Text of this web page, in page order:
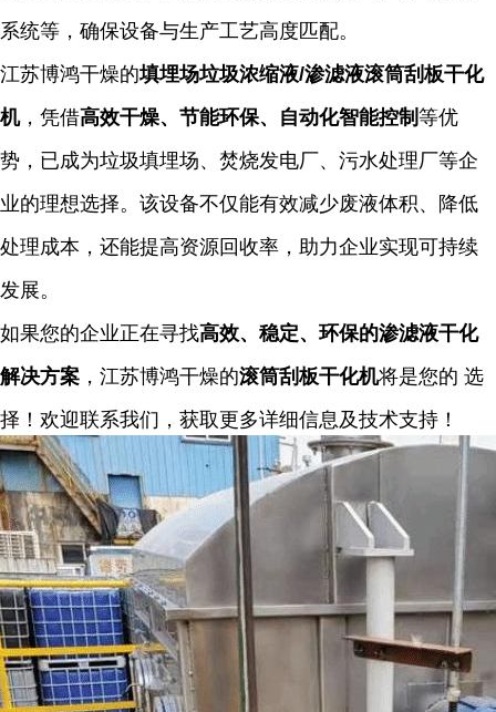
系统等，确保设备与生产工艺高度匹配。
江苏博鸿干燥的填埋场垃圾浓缩液/渗滤液滚筒刮板干化
机，凭借高效干燥、节能环保、自动化智能控制 等优
势，已成为垃圾填埋场、焚烧发电厂、污水处理厂等企
业的理想选择。该设备不仅能有效减少废液体积、降低
处理成本，还能提高资源回收率，助力企业实现可持续
发展。
如果您的企业正在寻找高效、稳定、环保的渗滤液干化
解决方案 ，江苏博鸿干燥的滚筒刮板干化机将是您的 选
择！欢迎联系我们，获取更多详细信息及技术支持！